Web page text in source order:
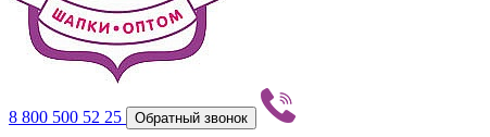
8 800 500 52 25 Обратный звонок